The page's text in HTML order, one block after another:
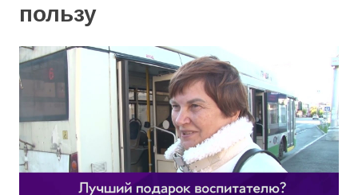
пользу